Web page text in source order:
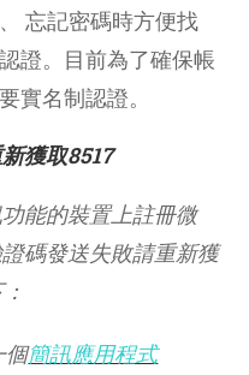
忘記密碼時方便找
證。目前為了確保帳
實名制認證。
獲取8517
能的裝置上註冊微
碼發送失敗請重新獲
個簡訊應用程式